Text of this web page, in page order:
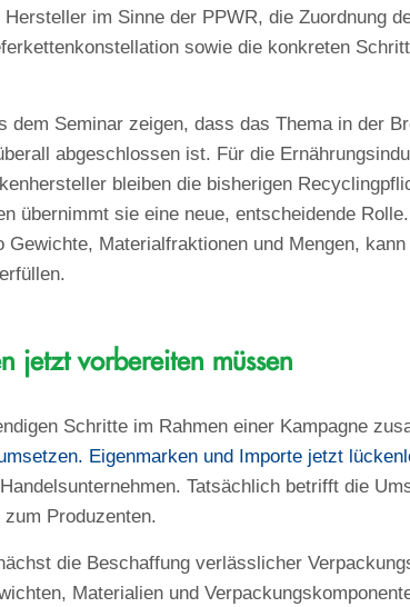
im Sinne der PPWR, die Zuordnung
sowie die konkreten
dem Seminar zeigen, dass das Thema in der
abgeschlossen ist. Für die
bleiben die bisherigen
übernimmt sie eine neue, entscheidende
Gewichte, Materialfraktionen und Mengen,
jetzt vorbereiten müssen
Schritte im Rahmen einer Kampagne
Eigenmarken und Importe jetzt
Tatsächlich betrifft die
Produzenten.
die Beschaffung verlässlicher
Materialien und